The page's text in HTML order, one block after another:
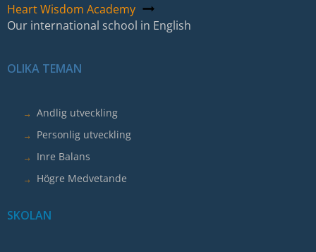
Heart Wisdom Academy
Our international school in English
OLIKA TEMAN
Andlig utveckling
Personlig utveckling
Inre Balans
Högre Medvetande
SKOLAN
viss
funktionalitet
från
Marknadsföring
att
dela
dig